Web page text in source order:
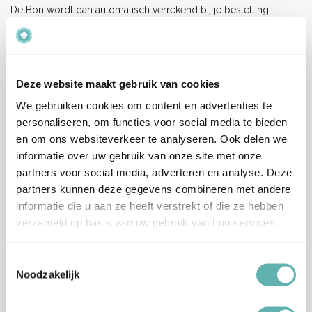
Deze website maakt gebruik van cookies
We gebruiken cookies om content en advertenties te
personaliseren, om functies voor social media te bieden
en om ons websiteverkeer te analyseren. Ook delen we
informatie over uw gebruik van onze site met onze
partners voor social media, adverteren en analyse. Deze
partners kunnen deze gegevens combineren met andere
informatie die u aan ze heeft verstrekt of die ze hebben
verzameld op basis van uw gebruik van hun services.
Noodzakelijk
De Bon wordt dan automatisch verrekend bij je bestelling.
Eventuele restanten blijven geldig tot 1 jaar na aanschaf van de
Cadeaubon.
Er zijn nog geen beoordelingen.
Enkel ingelogde klanten die dit product gekocht hebben,
kunnen een beoordeling schrijven.
Verzenden en levertijd:
Onze pakketten worden verstuurd met PostNL.
Op werkdagen (maandag tot vrijdag) geldt: voor 15:00 besteld
Let op, het is erg druk bij PostNL.
Hierdoor kan je bestelling langer onderweg zijn dan normaal